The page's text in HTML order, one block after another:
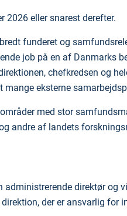
2026 eller snarest derefter.
funderet og
job på en af Danmarks
chefkredsen og
mange eksterne
områder med stor
andre af landets
administrerende direktør og
der er ansvarlig for